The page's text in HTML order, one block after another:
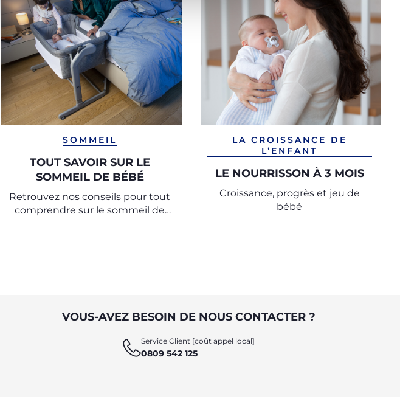
SOMMEIL
TOUT SAVOIR SUR LE
SOMMEIL DE BÉBÉ
Retrouvez nos conseils pour tout
comprendre sur le sommeil de
LA CROISSANCE DE
L’ENFANT
LE NOURRISSON À 3 MOIS
Croissance, progrès et jeu de
bébé
VOUS-AVEZ BESOIN DE NOUS CONTACTER ?
Service Client [coût appel local]
0809 542 125